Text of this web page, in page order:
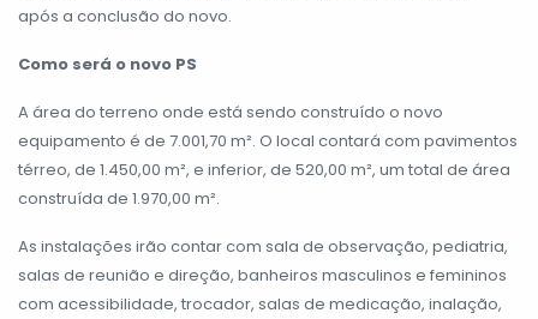
após a conclusão do novo.
Como será o novo PS
A área do terreno onde está sendo construído o novo
equipamento é de 7.001,70 m². O local contará com pavimentos
térreo, de 1.450,00 m², e inferior, de 520,00 m², um total de área
construída de 1.970,00 m².
As instalações irão contar com sala de observação, pediatria,
salas de reunião e direção, banheiros masculinos e femininos
com acessibilidade, trocador, salas de medicação, inalação,